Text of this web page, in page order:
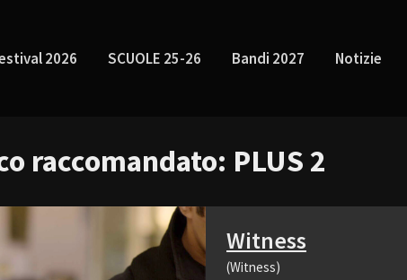
2026 SCUOLE 25-26 Bandi 2027 Notizie
raccomandato: PLUS 2
Witness
(Witness)